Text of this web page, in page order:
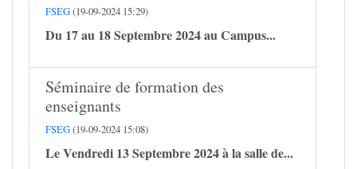
FSEG(19-09-2024 15:29)
Du 17 au 18 Septembre 2024 au Campus...
Séminaire de formation des
enseignants
FSEG(19-09-2024 15:08)
Le Vendredi 13 Septembre 2024 à la salle de...